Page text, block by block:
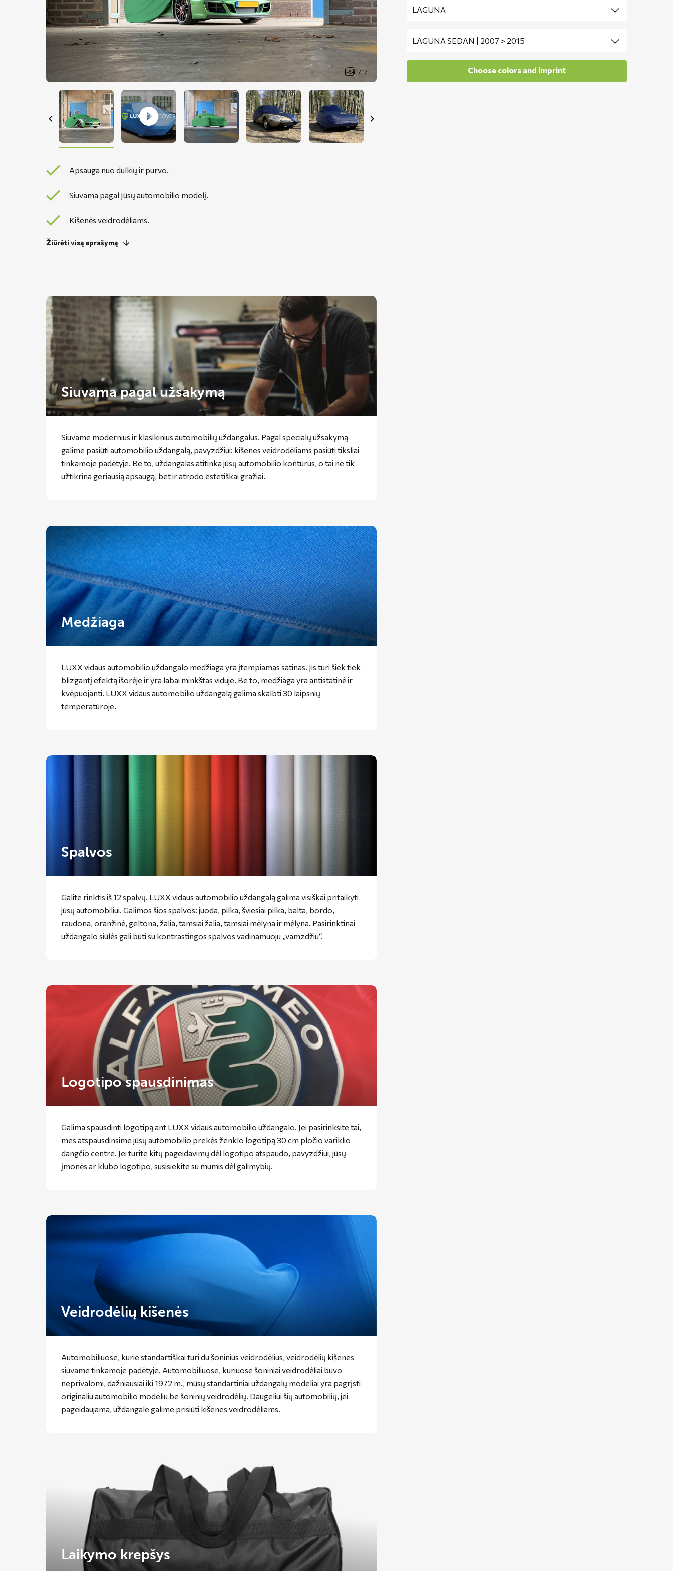
1 / 17
Apsauga nuo dulkių ir purvo.
Siuvama pagal Jūsų automobilio modelį.
Kišenės veidrodėliams.
Žiūrėti visą aprašymą
Siuvama pagal užsakymą
Siuvame modernius ir klasikinius automobilių uždangalus. Pagal specialų užsakymą
galime pasiūti automobilio uždangalą, pavyzdžiui: kišenes veidrodėliams pasiūti tiksliai
tinkamoje padėtyje. Be to, uždangalas atitinka jūsų automobilio kontūrus, o tai ne tik
užtikrina geriausią apsaugą, bet ir atrodo estetiškai gražiai.
Medžiaga
LUXX vidaus automobilio uždangalo medžiaga yra įtempiamas satinas. Jis turi šiek tiek
blizgantį efektą išorėje ir yra labai minkštas viduje. Be to, medžiaga yra antistatinė ir
kvėpuojanti. LUXX vidaus automobilio uždangalą galima skalbti 30 laipsnių
temperatūroje.
Spalvos
Galite rinktis iš 12 spalvų. LUXX vidaus automobilio uždangalą galima visiškai pritaikyti
jūsų automobiliui. Galimos šios spalvos: juoda, pilka, šviesiai pilka, balta, bordo,
raudona, oranžinė, geltona, žalia, tamsiai žalia, tamsiai mėlyna ir mėlyna. Pasirinktinai
uždangalo siūlės gali būti su kontrastingos spalvos vadinamuoju „vamzdžiu“.
Logotipo spausdinimas
Galima spausdinti logotipą ant LUXX vidaus automobilio uždangalo. Jei pasirinksite tai,
mes atspausdinsime jūsų automobilio prekės ženklo logotipą 30 cm pločio variklio
dangčio centre. Jei turite kitų pageidavimų dėl logotipo atspaudo, pavyzdžiui, jūsų
įmonės ar klubo logotipo, susisiekite su mumis dėl galimybių.
Veidrodėlių kišenės
Automobiliuose, kurie standartiškai turi du šoninius veidrodėlius, veidrodėlių kišenes
siuvame tinkamoje padėtyje. Automobiliuose, kuriuose šoniniai veidrodėliai buvo
neprivalomi, dažniausiai iki 1972 m., mūsų standartiniai uždangalų modeliai yra pagrįsti
originaliu automobilio modeliu be šoninių veidrodėlių. Daugeliui šių automobilių, jei
pageidaujama, uždangale galime prisiūti kišenes veidrodėliams.
Laikymo krepšys